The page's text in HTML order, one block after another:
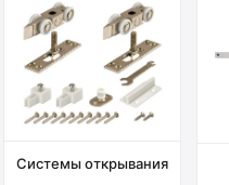
Системы открывания